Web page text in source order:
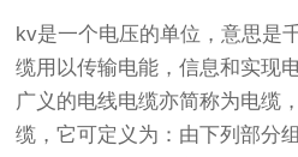
kv是一个电压的单位，意思是
缆用以传输电能，信息和实现
广义的电线电缆亦简称为电缆
缆，它可定义为：由下列部分